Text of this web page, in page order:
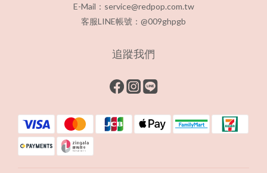
E-Mail：service@redpop.com.tw
客服LINE帳號：@009ghpgb
追蹤我們